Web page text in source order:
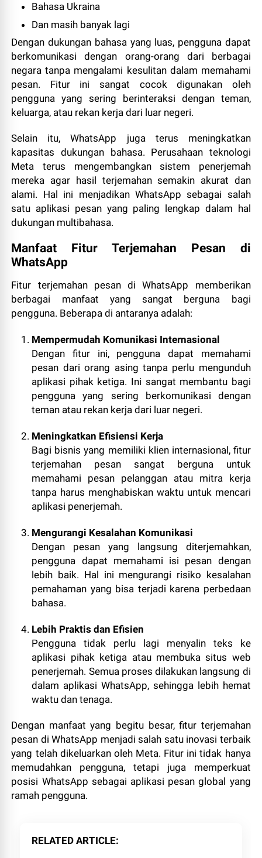
Bahasa Ukraina
Dan masih banyak lagi
Dengan dukungan bahasa yang luas, pengguna dapat
berkomunikasi dengan orang-orang dari berbagai
negara tanpa mengalami kesulitan dalam memahami
pesan. Fitur ini sangat cocok digunakan oleh
pengguna yang sering berinteraksi dengan teman,
keluarga, atau rekan kerja dari luar negeri.
Selain itu, WhatsApp juga terus meningkatkan
kapasitas dukungan bahasa. Perusahaan teknologi
Meta terus mengembangkan sistem penerjemah
mereka agar hasil terjemahan semakin akurat dan
alami. Hal ini menjadikan WhatsApp sebagai salah
satu aplikasi pesan yang paling lengkap dalam hal
dukungan multibahasa.
Manfaat Fitur Terjemahan Pesan di
WhatsApp
Fitur terjemahan pesan di WhatsApp memberikan
berbagai manfaat yang sangat berguna bagi
pengguna. Beberapa di antaranya adalah:
Mempermudah Komunikasi Internasional
Dengan fitur ini, pengguna dapat memahami
pesan dari orang asing tanpa perlu mengunduh
aplikasi pihak ketiga. Ini sangat membantu bagi
pengguna yang sering berkomunikasi dengan
teman atau rekan kerja dari luar negeri.
Meningkatkan Efisiensi Kerja
Bagi bisnis yang memiliki klien internasional, fitur
terjemahan pesan sangat berguna untuk
memahami pesan pelanggan atau mitra kerja
tanpa harus menghabiskan waktu untuk mencari
aplikasi penerjemah.
Mengurangi Kesalahan Komunikasi
Dengan pesan yang langsung diterjemahkan,
pengguna dapat memahami isi pesan dengan
lebih baik. Hal ini mengurangi risiko kesalahan
pemahaman yang bisa terjadi karena perbedaan
bahasa.
Lebih Praktis dan Efisien
Pengguna tidak perlu lagi menyalin teks ke
aplikasi pihak ketiga atau membuka situs web
penerjemah. Semua proses dilakukan langsung di
dalam aplikasi WhatsApp, sehingga lebih hemat
waktu dan tenaga.
Dengan manfaat yang begitu besar, fitur terjemahan
pesan di WhatsApp menjadi salah satu inovasi terbaik
yang telah dikeluarkan oleh Meta. Fitur ini tidak hanya
memudahkan pengguna, tetapi juga memperkuat
posisi WhatsApp sebagai aplikasi pesan global yang
ramah pengguna.
RELATED ARTICLE